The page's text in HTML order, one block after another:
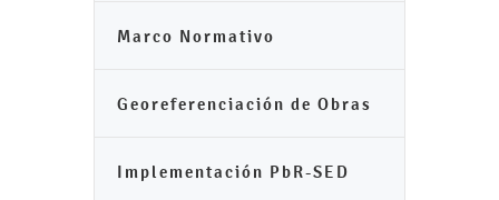
Marco Normativo
Georeferenciación de Obras
Implementación PbR-SED